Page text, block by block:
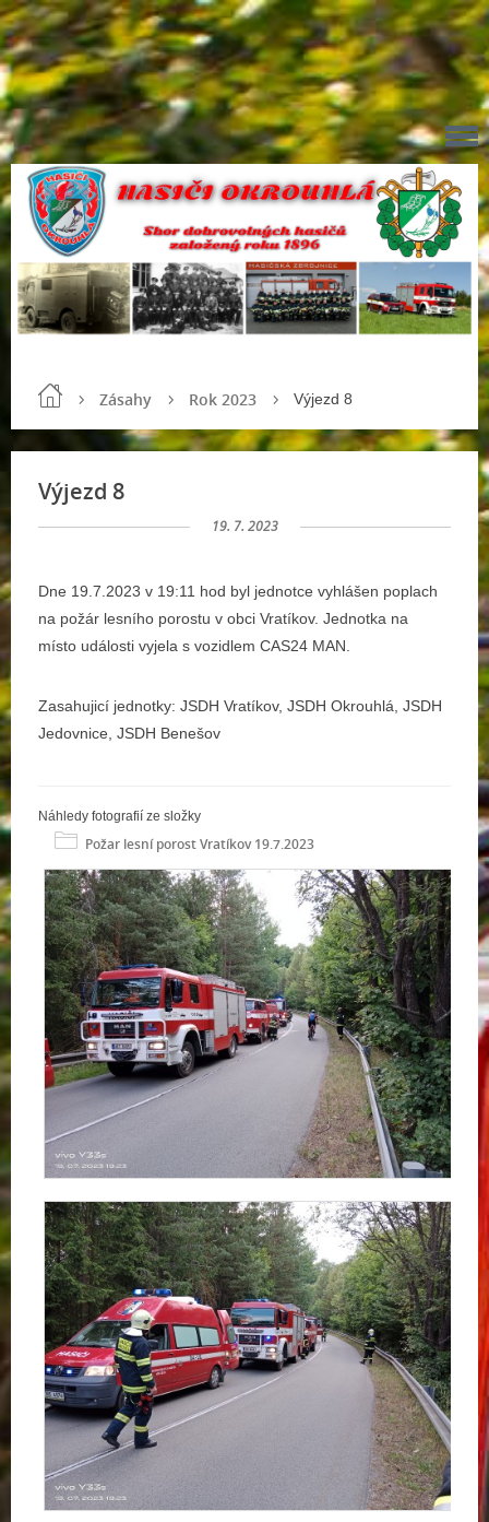
Zásahy Rok 2023 Výjezd 8
Výjezd 8
19. 7. 2023
Dne 19.7.2023 v 19:11 hod byl jednotce vyhlášen poplach
na požár lesního porostu v obci Vratíkov. Jednotka na
místo události vyjela s vozidlem CAS24 MAN.
Zasahujicí jednotky: JSDH Vratíkov, JSDH Okrouhlá, JSDH
Jedovnice, JSDH Benešov
Náhledy fotografií ze složky
Požar lesní porost Vratíkov 19.7.2023